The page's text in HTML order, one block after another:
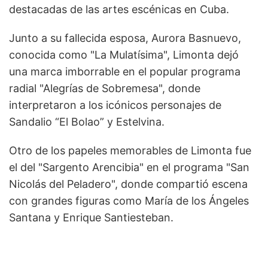
destacadas de las artes escénicas en Cuba.
Junto a su fallecida esposa, Aurora Basnuevo,
conocida como "La Mulatísima", Limonta dejó
una marca imborrable en el popular programa
radial "Alegrías de Sobremesa", donde
interpretaron a los icónicos personajes de
Sandalio “El Bolao” y Estelvina.
Otro de los papeles memorables de Limonta fue
el del "Sargento Arencibia" en el programa "San
Nicolás del Peladero", donde compartió escena
con grandes figuras como María de los Ángeles
Santana y Enrique Santiesteban.